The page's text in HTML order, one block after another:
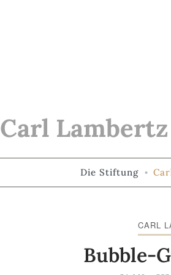
Carl
Die Stiftung
CARL
Bubble-